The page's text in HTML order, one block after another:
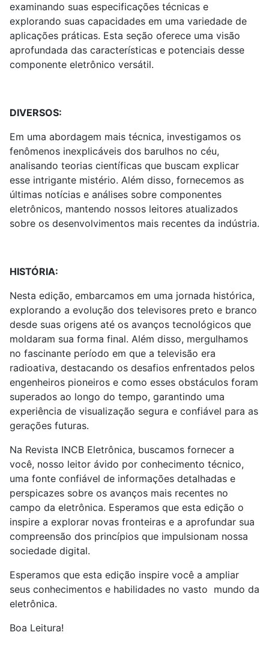
examinando suas especificações técnicas e
explorando suas capacidades em uma variedade de
aplicações práticas. Esta seção oferece uma visão
aprofundada das características e potenciais desse
componente eletrônico versátil.
DIVERSOS:
Em uma abordagem mais técnica, investigamos os
fenômenos inexplicáveis dos barulhos no céu,
analisando teorias científicas que buscam explicar
esse intrigante mistério. Além disso, fornecemos as
últimas notícias e análises sobre componentes
eletrônicos, mantendo nossos leitores atualizados
sobre os desenvolvimentos mais recentes da indústria.
HISTÓRIA:
Nesta edição, embarcamos em uma jornada histórica,
explorando a evolução dos televisores preto e branco
desde suas origens até os avanços tecnológicos que
moldaram sua forma final. Além disso, mergulhamos
no fascinante período em que a televisão era
radioativa, destacando os desafios enfrentados pelos
engenheiros pioneiros e como esses obstáculos foram
superados ao longo do tempo, garantindo uma
experiência de visualização segura e confiável para as
gerações futuras.
Na Revista INCB Eletrônica, buscamos fornecer a
você, nosso leitor ávido por conhecimento técnico,
uma fonte confiável de informações detalhadas e
perspicazes sobre os avanços mais recentes no
campo da eletrônica. Esperamos que esta edição o
inspire a explorar novas fronteiras e a aprofundar sua
compreensão dos princípios que impulsionam nossa
sociedade digital.
Esperamos que esta edição inspire você a ampliar
seus conhecimentos e habilidades no vasto mundo da
eletrônica.
Boa Leitura!